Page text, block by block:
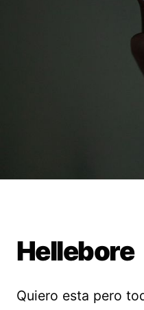
Hellebore
Quiero esta pero